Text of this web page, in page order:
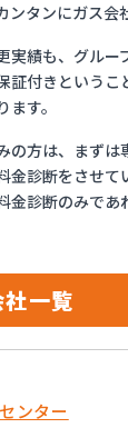
タンにガス会
実績も、グルー
証付きというこ
す。
の方は、まずは
金診断をさせて
金診断のみであ
一覧
ンター